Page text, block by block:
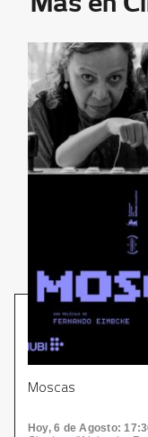
Moscas
Hoy, 6 de Agosto: